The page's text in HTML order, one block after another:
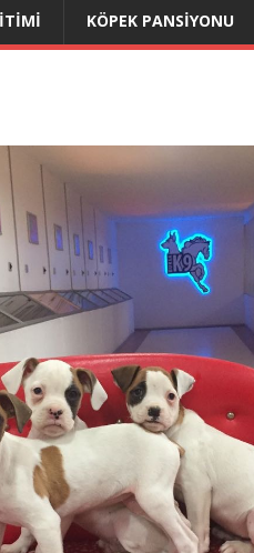
KÖPEK PANSIYONU